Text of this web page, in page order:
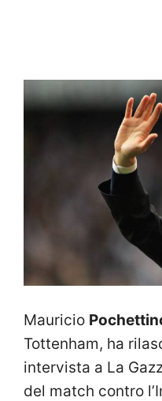
Mauricio
Tottenham, ha
intervista a La
del match contro